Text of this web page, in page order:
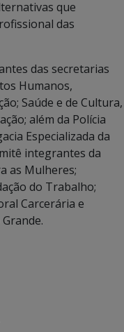
que
das
das secretarias
Humanos,
Saúde e de Cultura,
além da Polícia
Especializada da
integrantes da
as Mulheres;
do Trabalho;
Carcerária e